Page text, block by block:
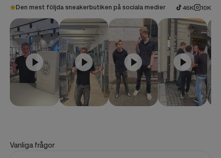
Den mest följda sneakerbutiken på sociala medier 46K 10K
Vanliga frågor